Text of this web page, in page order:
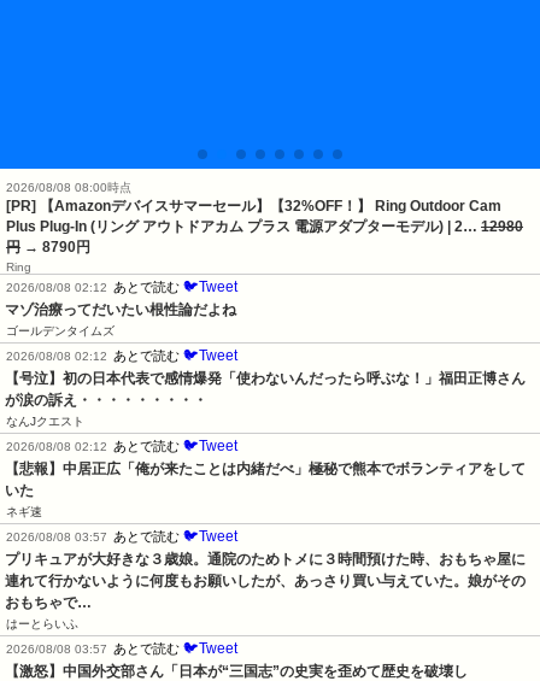
2026/08/08 08:00時点
[PR] 【Amazonデバイスサマーセール】【32%OFF！】 Ring Outdoor Cam
Plus Plug-In (リング アウトドアカム プラス 電源アダプターモデル) | 2… 12980
円 → 8790円
Ring
2026/08/08 02:12
あとで読む 🐦Tweet
マゾ治療ってだいたい根性論だよね
ゴールデンタイムズ
2026/08/08 02:12
あとで読む 🐦Tweet
【号泣】初の日本代表で感情爆発「使わないんだったら呼ぶな！」福田正博さん
が涙の訴え・・・・・・・・・
なんJクエスト
2026/08/08 02:12
あとで読む 🐦Tweet
【悲報】中居正広「俺が来たことは内緒だべ」極秘で熊本でボランティアをして
いた
ネギ速
2026/08/08 03:57
あとで読む 🐦Tweet
プリキュアが大好きな３歳娘。通院のためトメに３時間預けた時、おもちゃ屋に
連れて行かないように何度もお願いしたが、あっさり買い与えていた。娘がその
おもちゃで…
はーとらいふ
2026/08/08 03:57
あとで読む 🐦Tweet
【激怒】中国外交部さん「日本が“三国志”の史実を歪めて歴史を破壊し